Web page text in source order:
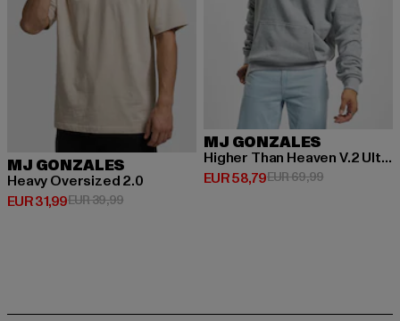
MJ GONZALES
Heavy Oversized 2.0
EUR 31,99
Derzeitiger Preis: EUR 31,99
EUR 39,99Aktionspreis: EUR 39,99
MJ GONZALES
Higher Than Heaven V.2 Ultra Heavy
EUR 58,79
Derzeitiger Preis: EUR 58,79
EUR 69,99Aktionspreis: